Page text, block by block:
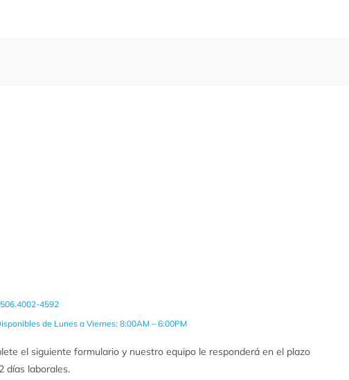
4592
de Lunes a Viernes: 8:00AM – 6:00PM
el siguiente formulario y nuestro equipo le responderá en el plazo
días laborales.